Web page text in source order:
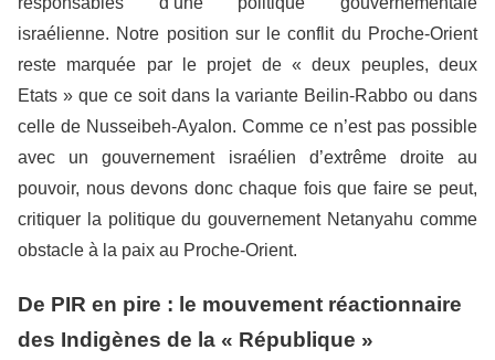
israélienne. Notre position sur le conflit du Proche-Orient
reste marquée par le projet de « deux peuples, deux
Etats » que ce soit dans la variante Beilin-Rabbo ou dans
celle de Nusseibeh-Ayalon. Comme ce n’est pas possible
avec un gouvernement israélien d’extrême droite au
pouvoir, nous devons donc chaque fois que faire se peut,
critiquer la politique du gouvernement Netanyahu comme
obstacle à la paix au Proche-Orient.
De PIR en pire : le mouvement réactionnaire
des Indigènes de la « République »